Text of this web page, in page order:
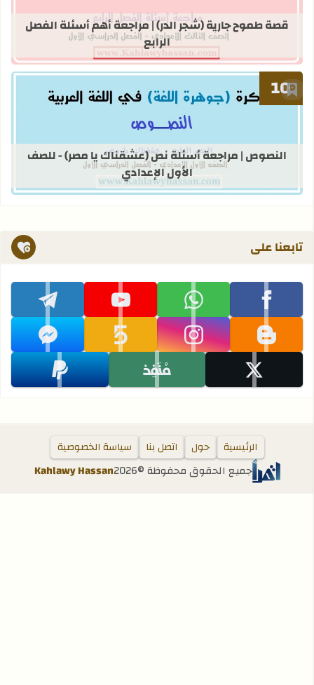
قراءة المزيد عن قصة طموح جارية
قصة طموح جارية (شجر الدر) | مراجعة أهم أسئلة الفصل
الرابع
أضف إلى العلامات المرجعية
قراءة المزيد عن النصوص | مراجعة
النصوص | مراجعة أسئلة نص (عشقناك يا مصر) - للصف
الأول الإعدادي
تابعنا على
تابعنا على facebook تابعنا على whatsapp تابعنا على youtube
تابعنا على telegram
تابعنا على blogger
تابعنا على instagram تابعنا على khamsat
تابعنا على messenger
تابعنا على x
تابعنا على monafiz تابعنا على paypal
جميع الحقوق محفوظة ©2026
Kahlawy Hassan
الرئيسية حول اتصل بنا سياسة الخصوصية